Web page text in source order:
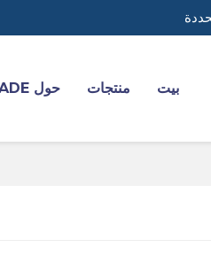
بيت منتجات حول YADE